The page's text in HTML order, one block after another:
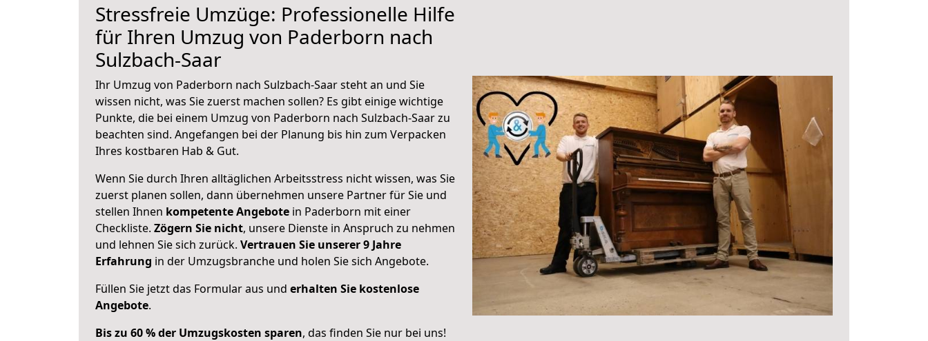
Stressfreie Umzüge: Professionelle Hilfe
für Ihren Umzug von Paderborn nach
Sulzbach-Saar
Ihr Umzug von Paderborn nach Sulzbach-Saar steht an und Sie
wissen nicht, was Sie zuerst machen sollen? Es gibt einige wichtige
Punkte, die bei einem Umzug von Paderborn nach Sulzbach-Saar zu
beachten sind. Angefangen bei der Planung bis hin zum Verpacken
Ihres kostbaren Hab & Gut.
Wenn Sie durch Ihren alltäglichen Arbeitsstress nicht wissen, was Sie
zuerst planen sollen, dann übernehmen unsere Partner für Sie und
stellen Ihnen kompetente Angebote in Paderborn mit einer
Checkliste. Zögern Sie nicht, unsere Dienste in Anspruch zu nehmen
und lehnen Sie sich zurück. Vertrauen Sie unserer 9 Jahre
Erfahrung in der Umzugsbranche und holen Sie sich Angebote.
Füllen Sie jetzt das Formular aus und erhalten Sie kostenlose
Angebote.
Bis zu 60 % der Umzugskosten sparen, das finden Sie nur bei uns!